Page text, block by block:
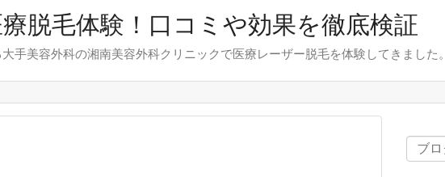
脱毛体験！口コミや効果を徹底検証
手美容外科の湘南美容外科クリニックで医療レーザー脱毛を体験してきました。